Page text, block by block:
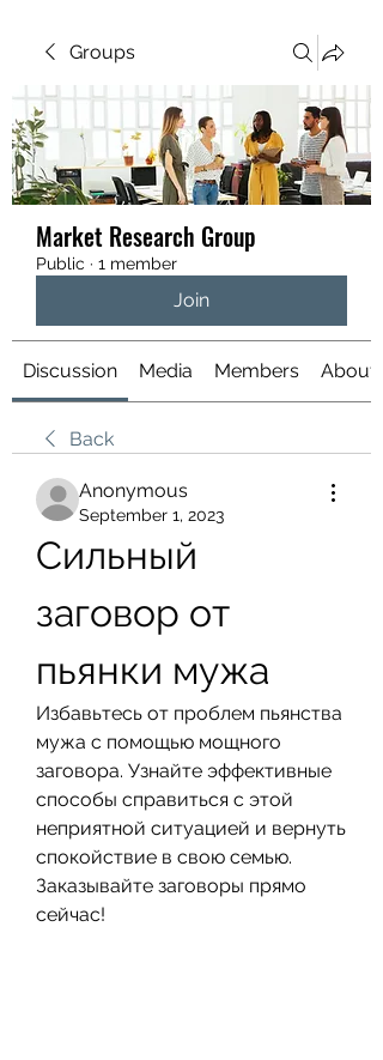
Groups
Market Research Group
Public · 1 member
Join
Discussion Media Members About
Back
Anonymous
September 1, 2023
Сильный
заговор от
пьянки мужа
Избавьтесь от проблем пьянства
мужа с помощью мощного
заговора. Узнайте эффективные
способы справиться с этой
неприятной ситуацией и вернуть
спокойствие в свою семью.
Заказывайте заговоры прямо
сейчас!